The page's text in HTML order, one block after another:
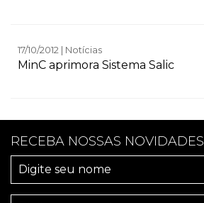
17/10/2012 | Notícias
MinC aprimora Sistema Salic
RECEBA NOSSAS NOVIDADES